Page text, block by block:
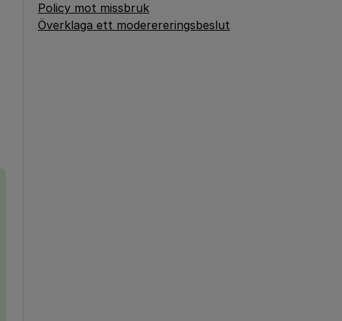
Policy mot missbruk
Överklaga ett moderereringsbeslut